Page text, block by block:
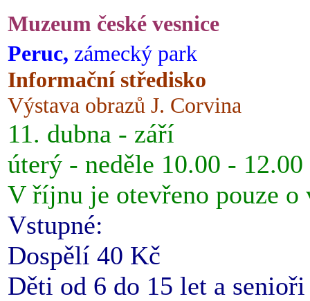
Muzeum české vesnice
Peruc, zámecký park
Informační středisko
Výstava obrazů J. Corvina
11. dubna - září
úterý - neděle 10.00 -
V říjnu je otevřeno pouze o
Vstupné:
Dospělí 40 Kč
Děti od 6 do 15 let a